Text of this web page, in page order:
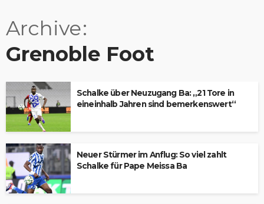
Archive
Grenoble Foot
Schalke über Neuzugang Ba: „21 Tore in
eineinhalb Jahren sind bemerkenswert“
Neuer Stürmer im Anflug: So viel zahlt
Schalke für Pape Meissa Ba